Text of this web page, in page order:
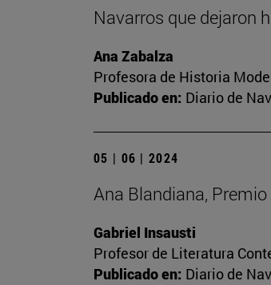
Navarros que dejaron
Ana Zabalza
Profesora de Historia
Publicado en: Diario de
05 | 06 | 2024
Ana Blandiana,
Gabriel Insausti
Profesor de Literatura
Publicado en: Diario de